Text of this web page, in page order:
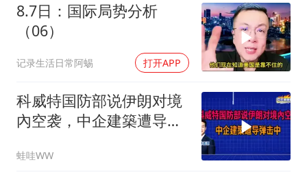
8.7日：国际局势分析
（06）
记录生活日常阿蜴 打开APP
科威特国防部说伊朗对境
內空袭，中企建築遭导弹
延廷｜辣晚报20260806
蛙哇WW